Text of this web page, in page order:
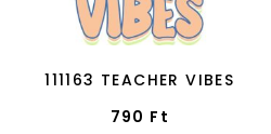
111163 TEACHER VIBES
790 Ft